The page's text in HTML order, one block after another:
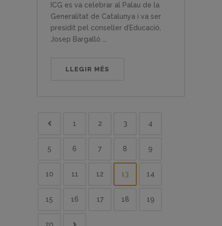
ICG es va celebrar al Palau de la
Generalitat de Catalunya i va ser
presidit pel conseller d’Educació,
Josep Bargalló ...
LLEGIR MÉS
1 2 3 4
5 6 7 8 9
10 11 12 13 14
15 16 17 18 19